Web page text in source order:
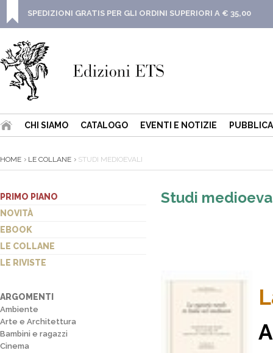
SPEDIZIONI GRATIS PER GLI ORDINI SUPERIORI A € 35,00
CHI SIAMO CATALOGO EVENTI E NOTIZIE
HOME LE COLLANE STUDI MEDIOEVALI
PRIMO PIANO
NOVITÀ
EBOOK
LE COLLANE
LE RIVISTE
ARGOMENTI
Ambiente
Arte e Architettura
Bambini e ragazzi
Cinema
Studi